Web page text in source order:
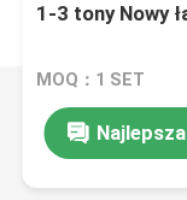
1-3 tony Nowy
MOQ：1 SET